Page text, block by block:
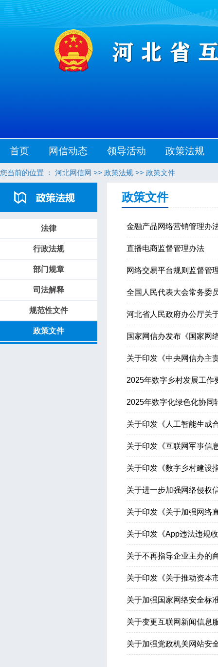
首页 网信动态 领导活动 政策法规
您当前的位置 ： 河北网信网 >> 政策法规 >> 政策文件
法律
行政法规
部门规章
司法解释
规范性文件
政策文件
政策文件
金融产品网络营销管理办
直播电商监督管理办法
网络交易平台规则监督管
全国人民代表大会常务委
河北省人民政府办公厅关
国家网信办发布《国家网
关于印发《中央网信办主
2025年数字乡村发展工作
2025年数字化绿色化协同
关于印发《人工智能生成
关于印发《互联网军事信
关于印发《数字乡村建设
关于进一步加强网络侵权
关于印发《关于加强网络
关于印发《App违法违规
关于不再指导企业主办的
关于印发《关于推动资本
关于加强国家网络安全标
关于变更互联网新闻信息
关于加强党政机关网站安